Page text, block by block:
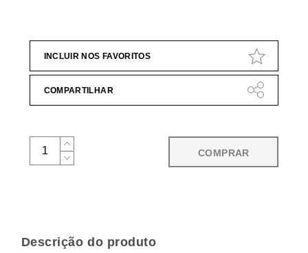
INCLUIR NOS FAVORITOS
COMPARTILHAR
COMPRAR
Descrição do produto